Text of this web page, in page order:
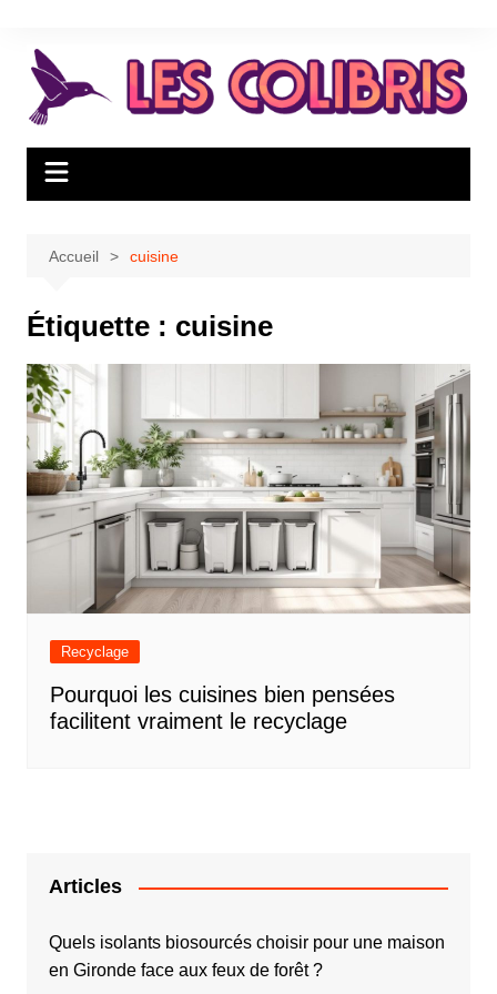
contenu
Accueil cuisine
Étiquette : cuisine
Recyclage
Pourquoi les cuisines bien pensées
facilitent vraiment le recyclage
Articles
Quels isolants biosourcés choisir pour une maison
en Gironde face aux feux de forêt ?